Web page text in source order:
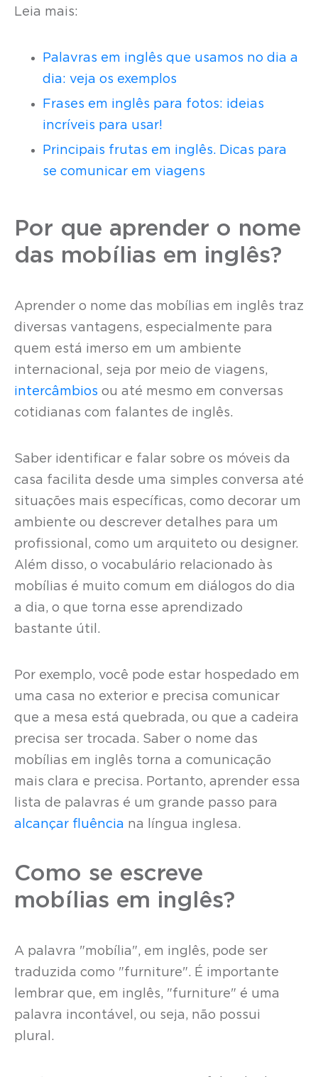
Leia mais:
Palavras em inglês que usamos no dia a
dia: veja os exemplos
Frases em inglês para fotos: ideias
incríveis para usar!
Principais frutas em inglês. Dicas para
se comunicar em viagens
Por que aprender o nome
das mobílias em inglês?
Aprender o nome das mobílias em inglês traz
diversas vantagens, especialmente para
quem está imerso em um ambiente
internacional, seja por meio de viagens,
intercâmbios ou até mesmo em conversas
cotidianas com falantes de inglês.
Saber identificar e falar sobre os móveis da
casa facilita desde uma simples conversa até
situações mais específicas, como decorar um
ambiente ou descrever detalhes para um
profissional, como um arquiteto ou designer.
Além disso, o vocabulário relacionado às
mobílias é muito comum em diálogos do dia
a dia, o que torna esse aprendizado
bastante útil.
Por exemplo, você pode estar hospedado em
uma casa no exterior e precisa comunicar
que a mesa está quebrada, ou que a cadeira
precisa ser trocada. Saber o nome das
mobílias em inglês torna a comunicação
mais clara e precisa. Portanto, aprender essa
lista de palavras é um grande passo para
alcançar fluência na língua inglesa.
Como se escreve
mobílias em inglês?
A palavra "mobília", em inglês, pode ser
traduzida como "furniture". É importante
lembrar que, em inglês, "furniture" é uma
palavra incontável, ou seja, não possui
plural.